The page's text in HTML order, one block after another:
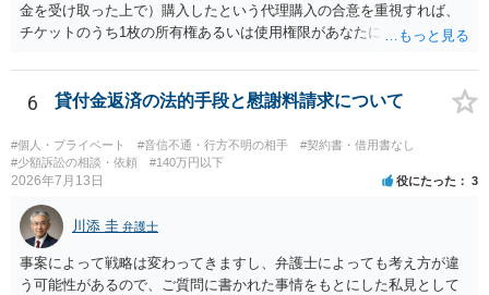
金を受け取った上で）購入したという代理購入の合意を重視すれば、
チケットのうち1枚の所有権あるいは使用権限があなたにあり、チケッ
す。 一方、このチケット購入には「相手方と一緒に行く」という合意
も付随していたことを無視することができません。こちらを重視すれ
ば、交際を終了させたことにより「一緒に行く」という結果の実現に
重大な障害が発生しており、当然にチケットを引き渡すべきといえる
かは微妙であり、むしろ返金すべきとするのが当事者の合理的意思に
合致するのではないか、という判断に傾くことになると思います。 例
えば、当該チケットが座席指定である場合、交際を解消した2人が当日
隣り合わせになることは避けたいという心理が働くことも無理からぬ
ところです。一方、チケットがエリア指定のアリーナ席であれば隣り
合わせにならずに済むかもしれませんし、そのチケットが入手困難で
6 貸付金返済の法的手段と慰謝料請求について
#個人・プライベート #音信不通・行方不明の相手
#契約書・借用書なし
#少額訴訟の相談・依頼
#140万円以下
2026年7月13日 役にたった 3
川添 圭 弁護士
事案によって戦略は変わってきますし、弁護士によっても考え方が違
う可能性があるので、ご質問に書かれた事情をもとにした私見として